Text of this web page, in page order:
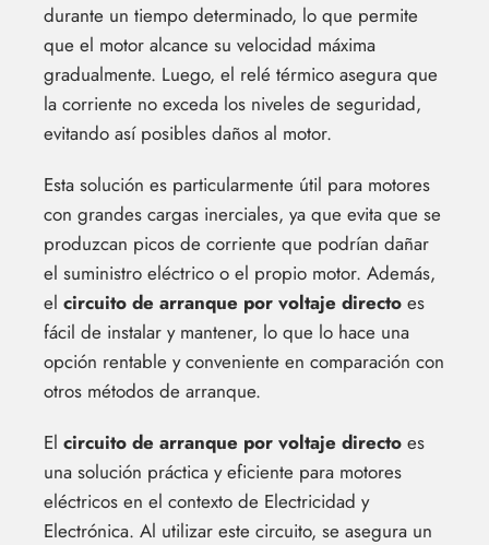
durante un tiempo determinado, lo que permite
que el motor alcance su velocidad máxima
gradualmente. Luego, el relé térmico asegura que
la corriente no exceda los niveles de seguridad,
evitando así posibles daños al motor.
Esta solución es particularmente útil para motores
con grandes cargas inerciales, ya que evita que se
produzcan picos de corriente que podrían dañar
el suministro eléctrico o el propio motor. Además,
el circuito de arranque por voltaje directo es
fácil de instalar y mantener, lo que lo hace una
opción rentable y conveniente en comparación con
otros métodos de arranque.
El circuito de arranque por voltaje directo es
una solución práctica y eficiente para motores
eléctricos en el contexto de Electricidad y
Electrónica. Al utilizar este circuito, se asegura un